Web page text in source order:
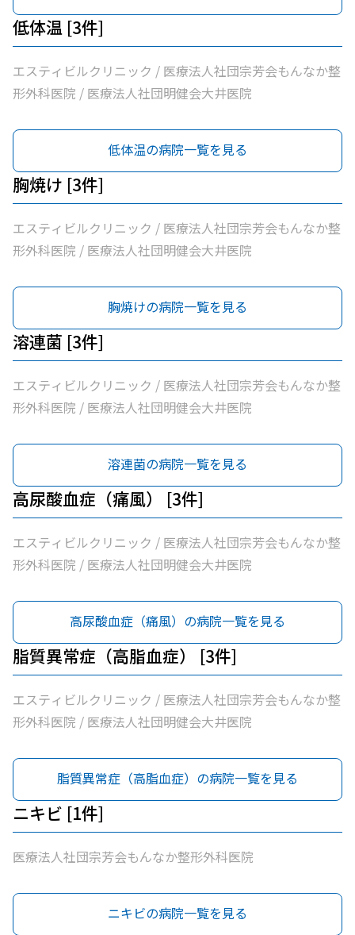
低体温 [3件]
エスティビルクリニック / 医療法人社団宗芳会もんなか整
形外科医院 / 医療法人社団明健会大井医院
低体温の病院一覧を見る
胸焼け [3件]
エスティビルクリニック / 医療法人社団宗芳会もんなか整
形外科医院 / 医療法人社団明健会大井医院
胸焼けの病院一覧を見る
溶連菌 [3件]
エスティビルクリニック / 医療法人社団宗芳会もんなか整
形外科医院 / 医療法人社団明健会大井医院
溶連菌の病院一覧を見る
高尿酸血症（痛風） [3件]
エスティビルクリニック / 医療法人社団宗芳会もんなか整
形外科医院 / 医療法人社団明健会大井医院
高尿酸血症（痛風）の病院一覧を見る
脂質異常症（高脂血症） [3件]
エスティビルクリニック / 医療法人社団宗芳会もんなか整
形外科医院 / 医療法人社団明健会大井医院
脂質異常症（高脂血症）の病院一覧を見る
ニキビ [1件]
医療法人社団宗芳会もんなか整形外科医院
ニキビの病院一覧を見る